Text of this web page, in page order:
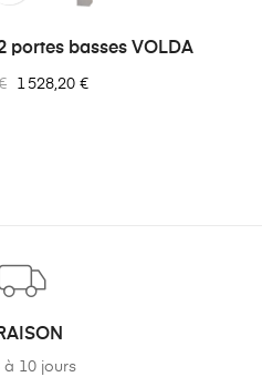
portes basses VOLDA
Prix
1 528,20 €
à 10 jours